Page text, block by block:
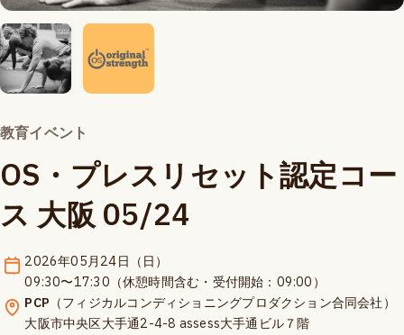
教育イベント
OS・プレスリセット認定コー
ス 大阪 05/24
2026年05月24日（日）
09:30〜17:30（休憩時間含む・受付開始：09:00）
PCP （フィジカルコンディショニングプロダクション合同会社）
大阪市中央区大手通2-4-8 assess大手通ビル７階